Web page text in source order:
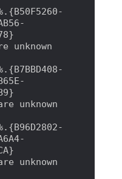
unknown
unknown
unknown